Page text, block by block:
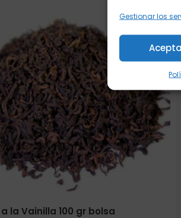
Gestionar los
a la Vainilla 100 gr bolsa